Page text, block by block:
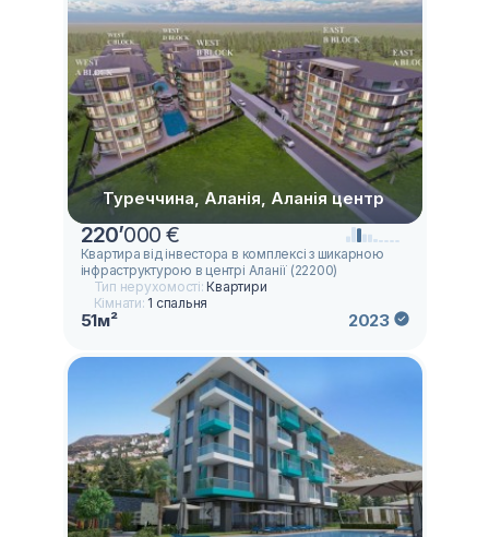
Туреччина, Аланія, Аланія центр
220’000 €
Квартира від інвестора в комплексі з шикарною
інфраструктурою в центрі Аланії (22200)
Тип нерухомості:Квартири
Кімнати: 1 спальня
51м² 2023